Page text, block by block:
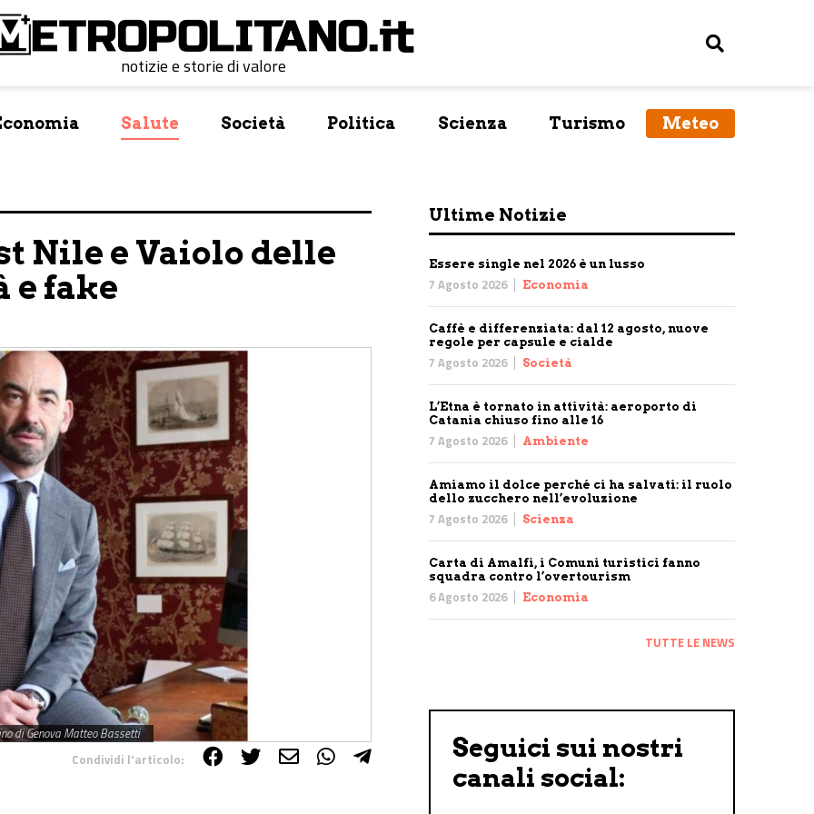
notizie e storie di valore
Salute Società Politica Scienza Turismo Meteo
Nile e Vaiolo delle
e fake
di Genova Matteo Bassetti
Condividi l'articolo:
Ultime Notizie
Essere single nel 2026 è un lusso
7 Agosto 2026 Economia
Caffè e differenziata: dal 12 agosto, nuove
regole per capsule e cialde
7 Agosto 2026 Società
L’Etna è tornato in attività: aeroporto di
Catania chiuso fino alle 16
7 Agosto 2026 Ambiente
Amiamo il dolce perché ci ha salvati: il ruolo
dello zucchero nell’evoluzione
7 Agosto 2026 Scienza
Carta di Amalfi, i Comuni turistici fanno
squadra contro l’overtourism
6 Agosto 2026 Economia
TUTTE LE NEWS
Seguici sui nostri
canali social: